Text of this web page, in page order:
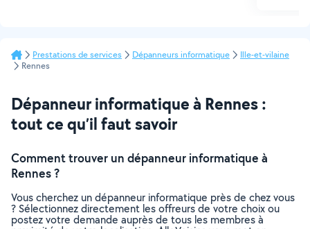
Prestations de services Dépanneurs informatique
Ille-et-vilaine
Rennes
Dépanneur informatique à Rennes :
tout ce qu’il faut savoir
Comment trouver un dépanneur informatique à
Rennes ?
Vous cherchez un dépanneur informatique près de chez vous
? Sélectionnez directement les offreurs de votre choix ou
postez votre demande auprès de tous les membres à